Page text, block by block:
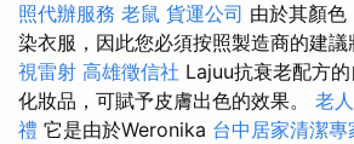
照代辦服務 老鼠 貨運公司 由於其顏色
染衣服，因此您必須按照製造商的建議
視雷射 高雄徵信社 Lajuu抗衰老配方
化妝品，可賦予皮膚出色的效果。 老
禮 它是由於Weronika 台中居家清潔專